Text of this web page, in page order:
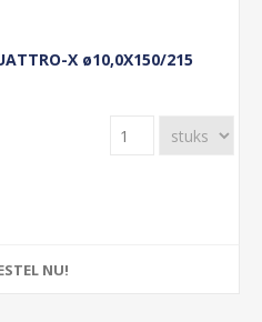
X ø10,0X150/215
NU!